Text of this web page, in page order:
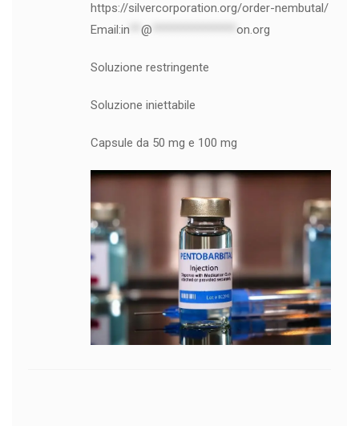
https://silvercorporation.org/order-nembutal/
Email:in @ on.org
Soluzione restringente
Soluzione iniettabile
Capsule da 50 mg e 100 mg